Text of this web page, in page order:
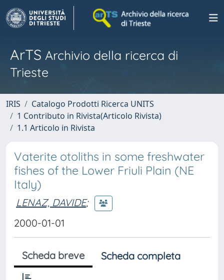
ArTS Archivio della ricerca di
Trieste
IRIS
Catalogo Prodotti Ricerca UNITS
1 Contributo in Rivista(Articolo Rivista)
1.1 Articolo in Rivista
Vaterite otoliths in some freshwater
fishes of the Lower Friuli Plain (NE
Italy)
LENAZ, DAVIDE;
2000-01-01
Scheda breve Scheda completa